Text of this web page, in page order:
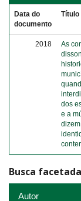
Data do
documento
Título
2018
As
dos
e a
Busca facetada
Autor